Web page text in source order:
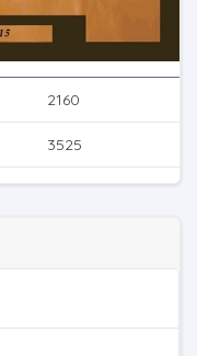
2160
3525